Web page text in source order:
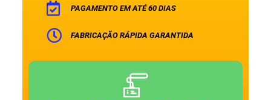
PAGAMENTO EM ATÉ 60 DIAS
FABRICAÇÃO RÁPIDA GARANTIDA